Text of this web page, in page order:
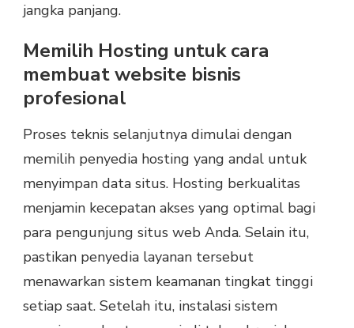
jangka panjang.
Memilih Hosting untuk cara
membuat website bisnis
profesional
Proses teknis selanjutnya dimulai dengan
memilih penyedia hosting yang andal untuk
menyimpan data situs. Hosting berkualitas
menjamin kecepatan akses yang optimal bagi
para pengunjung situs web Anda. Selain itu,
pastikan penyedia layanan tersebut
menawarkan sistem keamanan tingkat tinggi
setiap saat. Setelah itu, instalasi sistem